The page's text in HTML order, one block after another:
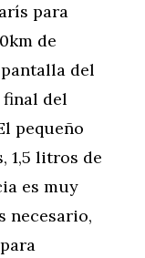
para
de
del
final del
pequeño
1,5 litros de
es muy
necesario,